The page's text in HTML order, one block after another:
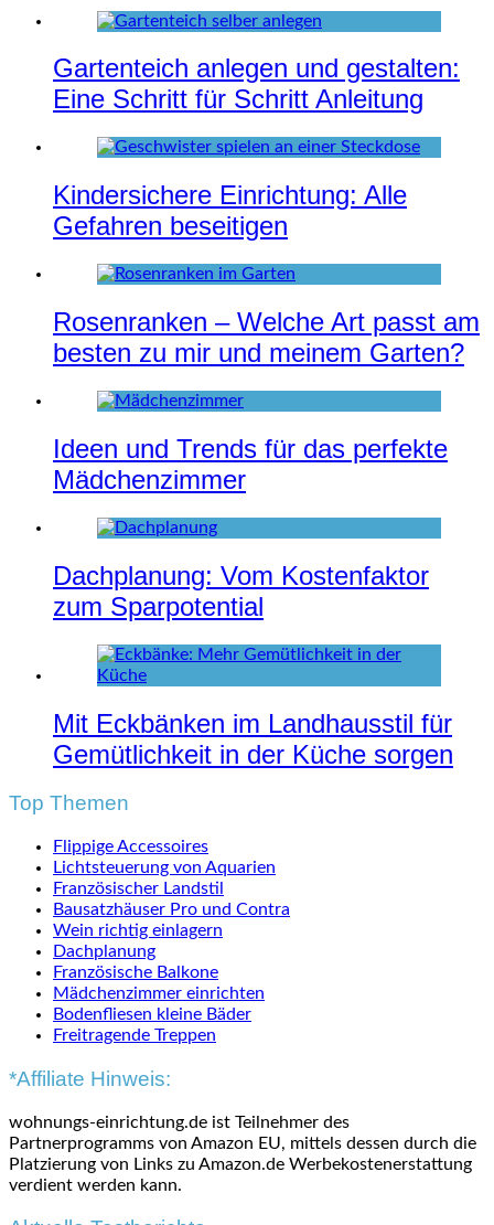
Gartenteich anlegen und gestalten:
Eine Schritt für Schritt Anleitung
Kindersichere Einrichtung: Alle
Gefahren beseitigen
Rosenranken – Welche Art passt am
besten zu mir und meinem Garten?
Ideen und Trends für das perfekte
Mädchenzimmer
Dachplanung: Vom Kostenfaktor
zum Sparpotential
Mit Eckbänken im Landhausstil für
Gemütlichkeit in der Küche sorgen
Top Themen
Flippige Accessoires
Lichtsteuerung von Aquarien
Französischer Landstil
Bausatzhäuser Pro und Contra
Wein richtig einlagern
Dachplanung
Französische Balkone
Mädchenzimmer einrichten
Bodenfliesen kleine Bäder
Freitragende Treppen
*Affiliate Hinweis:
wohnungs-einrichtung.de ist Teilnehmer des
Partnerprogramms von Amazon EU, mittels dessen durch die
Platzierung von Links zu Amazon.de Werbekostenerstattung
verdient werden kann.